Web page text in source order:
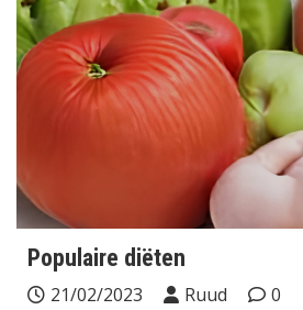
Populaire diëten
21/02/2023 Ruud
0